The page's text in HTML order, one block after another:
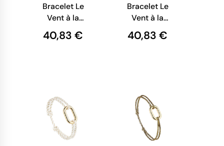
Bracelet Le
Vent à la
Française -
Trocadero
40,83 €
Bracelet Le
Vent à la
Française -
Tertre
40,83 €